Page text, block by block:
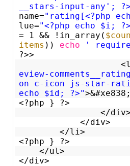
__stars-input-any';
name="rating[<?php
lue="<?php echo $i;
= 1 && !in_array(
items )) echo '
?>>
eview-
on c-icon js-star-
echo $id; ?>"
<?php } ?>
</div>
</div>
</li>
<?php } ?>
</ul>
</div>